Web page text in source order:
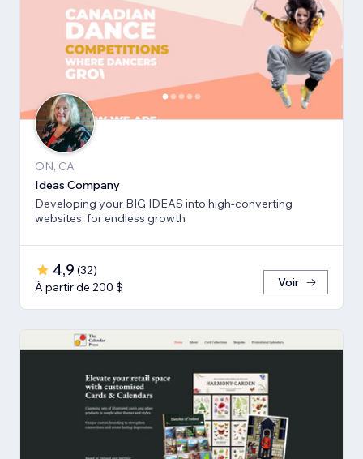
ON, CA
Ideas Company
Developing your BIG IDEAS into high-converting
websites, for endless growth
4,9 (32)
À partir de 200 $
Voir